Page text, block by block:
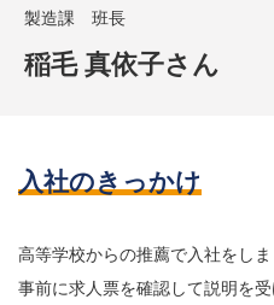
製造課 班長
稲毛 真依子さん
入社のきっかけ
高等学校からの推薦で入社をしま
事前に求人票を確認して説明を